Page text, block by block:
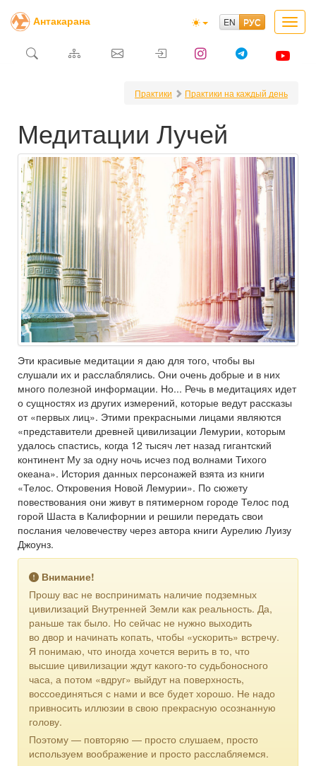
Антакарана
Практики Практики на каждый день
Медитации Лучей
Эти красивые медитации я даю для того, чтобы вы
слушали их и расслаблялись. Они очень добрые и в них
много полезной информации. Но... Речь в медитациях идет
о сущностях из других измерений, которые ведут рассказы
от «первых лиц». Этими прекрасными лицами являются
«представители древней цивилизации Лемурии, которым
удалось спастись, когда 12 тысяч лет назад гигантский
континент Му за одну ночь исчез под волнами Тихого
океана». История данных персонажей взята из книги
«Телос. Откровения Новой Лемурии». По сюжету
повествования они живут в пятимерном городе Телос под
горой Шаста в Калифорнии и решили передать свои
послания человечеству через автора книги Аурелию Луизу
Джоунз.
Внимание!
Прошу вас не воспринимать наличие подземных
цивилизаций Внутренней Земли как реальность. Да,
раньше так было. Но сейчас не нужно выходить
во двор и начинать копать, чтобы «ускорить» встречу.
Я понимаю, что иногда хочется верить в то, что
высшие цивилизации ждут какого-то судьбоносного
часа, а потом «вдруг» выйдут на поверхность,
воссоединяться с нами и все будет хорошо. Не надо
привносить иллюзии в свою прекрасную осознанную
голову.
Поэтому — повторяю — просто слушаем, просто
используем воображение и просто расслабляемся.